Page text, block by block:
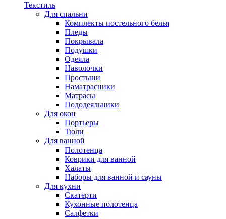
Текстиль
Для спальни
Комплекты постельного белья
Пледы
Покрывала
Подушки
Одеяла
Наволочки
Простыни
Наматрасники
Матрасы
Пододеяльники
Для окон
Портьеры
Тюли
Для ванной
Полотенца
Коврики для ванной
Халаты
Наборы для ванной и сауны
Для кухни
Скатерти
Кухонные полотенца
Салфетки